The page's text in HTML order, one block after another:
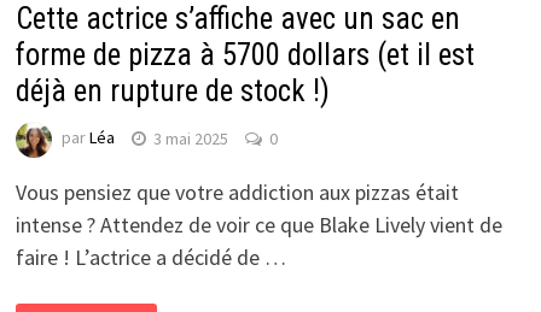
Cette actrice s’affiche avec un sac en
forme de pizza à 5700 dollars (et il est
déjà en rupture de stock !)
parLéa 3 mai 2025 0
Vous pensiez que votre addiction aux pizzas était
intense ? Attendez de voir ce que Blake Lively vient de
faire ! L’actrice a décidé de …